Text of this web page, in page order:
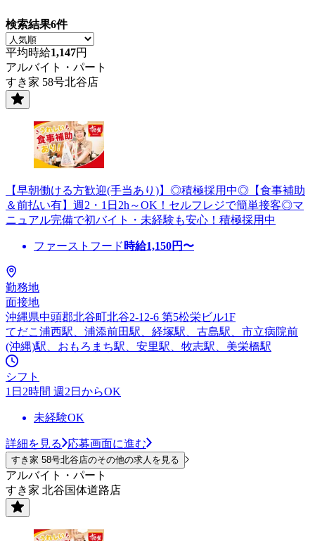
検索結果6件
平均時給1,147円
アルバイト・パート
すき家 58号北谷店
【早朝働ける方歓迎(手当あり)】◎積極採用中◎【食事補助
＆前払い有】週2・1日2h～OK！セルフレジで簡単接客◎マ
ニュアル完備で初バイト・未経験も安心！積極採用中
ファーストフード 時給1,150円〜
勤務地
面接地
沖縄県中頭郡北谷町北谷2-12-6 第5松栄ビル1F
てだこ浦西駅、浦添前田駅、経塚駅、古島駅、市立病院前
(沖縄)駅、おもろまち駅、安里駅、牧志駅、美栄橋駅
シフト
1日2時間 週2日からOK
未経験OK
詳細を見る 応募画面に進む
すき家 58号北谷店のその他の求人を見る
アルバイト・パート
すき家 北谷国体道路店